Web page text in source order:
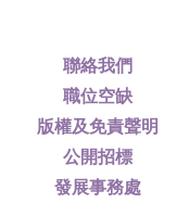
聯絡我們
職位空缺
版權及免責聲明
公開招標
發展事務處